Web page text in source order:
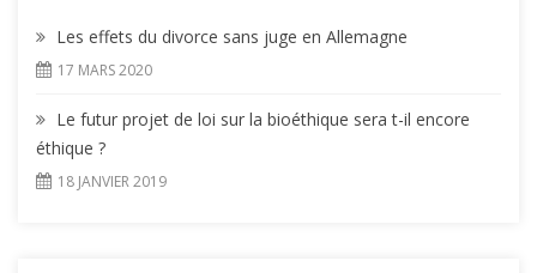
Les effets du divorce sans juge en Allemagne
17 MARS 2020
Le futur projet de loi sur la bioéthique sera t-il encore
éthique ?
18 JANVIER 2019